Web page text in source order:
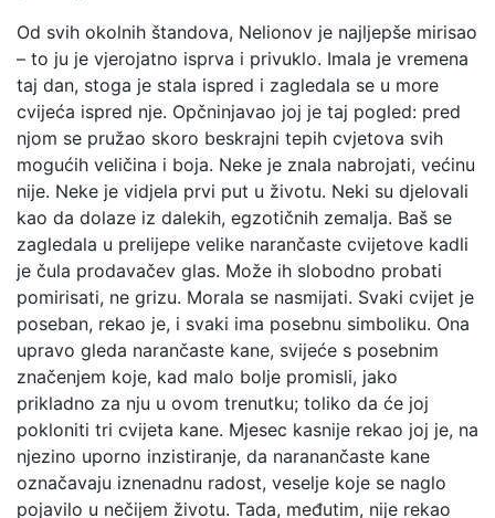
Od svih okolnih štandova, Nelionov je najljepše mirisao
– to ju je vjerojatno isprva i privuklo. Imala je vremena
taj dan, stoga je stala ispred i zagledala se u more
cvijeća ispred nje. Opčninjavao joj je taj pogled: pred
njom se pružao skoro beskrajni tepih cvjetova svih
mogućih veličina i boja. Neke je znala nabrojati, većinu
nije. Neke je vidjela prvi put u životu. Neki su djelovali
kao da dolaze iz dalekih, egzotičnih zemalja. Baš se
zagledala u prelijepe velike narančaste cvijetove kadli
je čula prodavačev glas. Može ih slobodno probati
pomirisati, ne grizu. Morala se nasmijati. Svaki cvijet je
poseban, rekao je, i svaki ima posebnu simboliku. Ona
upravo gleda narančaste kane, svijeće s posebnim
značenjem koje, kad malo bolje promisli, jako
prikladno za nju u ovom trenutku; toliko da će joj
pokloniti tri cvijeta kane. Mjesec kasnije rekao joj je, na
njezino uporno inzistiranje, da naranančaste kane
označavaju iznenadnu radost, veselje koje se naglo
pojavilo u nečijem životu. Tada, međutim, nije rekao